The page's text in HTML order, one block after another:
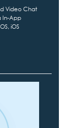
Video Chat
In-App
iOS